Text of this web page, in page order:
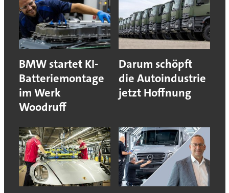
BMW startet KI-
Batteriemontage
im Werk
Woodruff
Darum schöpft
die Autoindustrie
jetzt Hoffnung